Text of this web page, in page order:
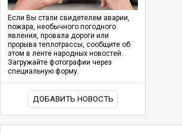
Если Вы стали свидетелем аварии,
пожара, необычного погодного
явления, провала дороги или
прорыва теплотрассы, сообщите об
этом в ленте народных новостей.
Загружайте фотографии через
специальную форму.
ДОБАВИТЬ НОВОСТЬ